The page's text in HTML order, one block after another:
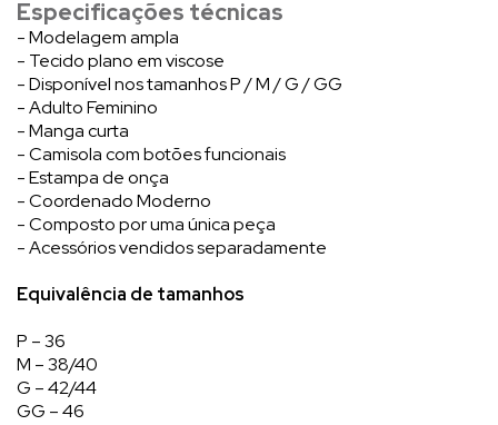
Especificações técnicas
- Modelagem ampla
- Tecido plano em viscose
- Disponível nos tamanhos P / M / G / GG
- Adulto Feminino
- Manga curta
- Camisola com botões funcionais
- Estampa de onça
- Coordenado Moderno
- Composto por uma única peça
- Acessórios vendidos separadamente
Equivalência de tamanhos
P – 36
M – 38/40
G – 42/44
GG – 46